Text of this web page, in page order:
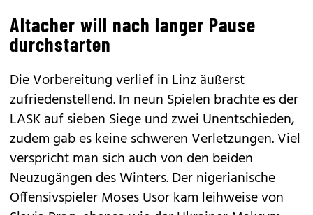
Altacher will nach langer Pause
durchstarten
Die Vorbereitung verlief in Linz äußerst
zufriedenstellend. In neun Spielen brachte es der
LASK auf sieben Siege und zwei Unentschieden,
zudem gab es keine schweren Verletzungen. Viel
verspricht man sich auch von den beiden
Neuzugängen des Winters. Der nigerianische
Offensivspieler Moses Usor kam leihweise von